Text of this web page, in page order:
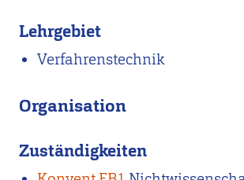
Lehrgebiet
Verfahrenstechnik
Organisation
Zuständigkeiten